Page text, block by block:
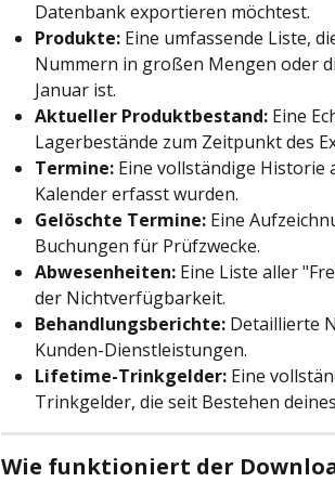
Datenbank exportieren möchtest.
Produkte: Eine umfassende Liste,
Nummern in großen Mengen oder
Januar ist.
Aktueller Produktbestand: Eine
Lagerbestände zum Zeitpunkt des
Termine: Eine vollständige Historie
Kalender erfasst wurden.
Gelöschte Termine: Eine
Buchungen für Prüfzwecke.
Abwesenheiten: Eine Liste aller
der Nichtverfügbarkeit.
Behandlungsberichte: Detaillierte
Kunden-Dienstleistungen.
Lifetime-Trinkgelder: Eine
Trinkgelder, die seit Bestehen
Wie funktioniert der